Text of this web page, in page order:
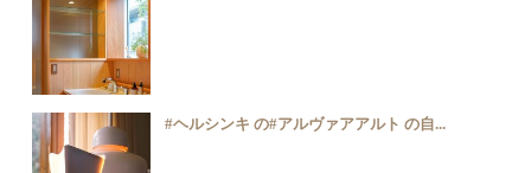
#ヘルシンキ の#アルヴァアアルト の自...